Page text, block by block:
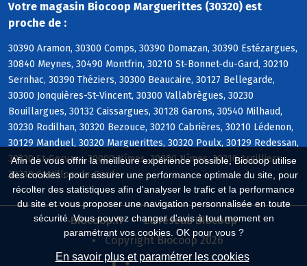
Afin de vous offrir la meilleure expérience possible, Biocoop utilise
des cookies : pour assurer une performance optimale du site, pour
récolter des statistiques afin d'analyser le trafic et la performance
du site et vous proposer une navigation personnalisée en toute
sécurité. Vous pouvez changer d'avis à tout moment en
paramétrant vos cookies. OK pour vous ?
En savoir plus et paramétrer les cookies
Votre magasin Biocoop Marguerittes (30320) est
proche de :
30390 Aramon, 30300 Comps, 30390 Domazan, 30390 Estézargues,
30840 Meynes, 30490 Montfrin, 30210 St-Bonnet-du-Gard, 30210
Sernhac, 30390 Théziers, 30300 Beaucaire, 30127 Bellegarde,
30300 Jonquières-St-Vincent, 30300 Vallabrègues, 30230
Bouillargues, 30132 Caissargues, 30128 Garons, 30540 Milhaud,
30230 Rodilhan, 30320 Bezouce, 30210 Cabrières, 30210 Lédenon,
30129 Manduel, 30320 Marguerittes, 30320 Poulx, 30129 Redessan,
30320 St-Gervasy, 30000 Nîmes, 30900 Nîmes, 30210 Argilliers,
30210 Castillon-du-Gard
Biocoop.fr
Le réseau Biocoop
Copyright Biocoop 2026